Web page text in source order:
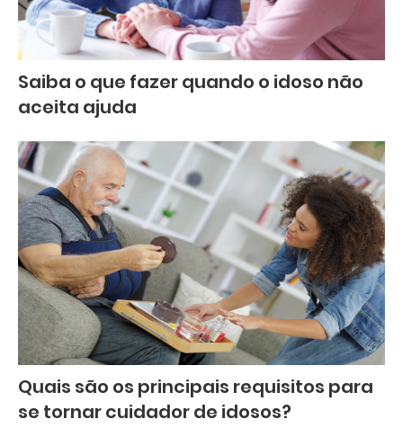
Saiba o que fazer quando o idoso não
aceita ajuda
Quais são os principais requisitos para
se tornar cuidador de idosos?